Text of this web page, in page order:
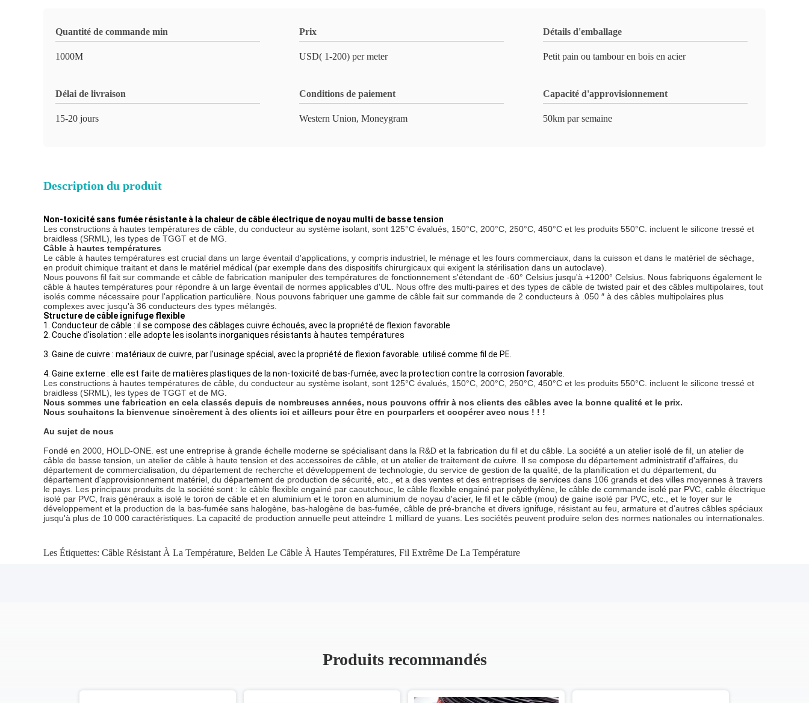
Quantité de commande min
1000M
Prix
USD( 1-200) per meter
Détails d'emballage
Petit pain ou tambour en bois en acier
Délai de livraison
15-20 jours
Conditions de paiement
Western Union, Moneygram
Capacité d'approvisionnement
50km par semaine
Description du produit
Non-toxicité sans fumée résistante à la chaleur de câble électrique de noyau multi de basse tension
Les constructions à hautes températures de câble, du conducteur au système isolant, sont 125°C évalués, 150°C, 200°C, 250°C, 450°C et les produits 550°C. incluent le silicone tressé et
braidless (SRML), les types de TGGT et de MG.
Câble à hautes températures
Le câble à hautes températures est crucial dans un large éventail d'applications, y compris industriel, le ménage et les fours commerciaux, dans la cuisson et dans le matériel de séchage,
en produit chimique traitant et dans le matériel médical (par exemple dans des dispositifs chirurgicaux qui exigent la stérilisation dans un autoclave).
Nous pouvons fil fait sur commande et câble de fabrication manipuler des températures de fonctionnement s'étendant de -60° Celsius jusqu'à +1200° Celsius. Nous fabriquons également le
câble à hautes températures pour répondre à un large éventail de normes applicables d'UL. Nous offre des multi-paires et des types de câble de twisted pair et des câbles multipolaires, tout
isolés comme nécessaire pour l'application particulière. Nous pouvons fabriquer une gamme de câble fait sur commande de 2 conducteurs à .050 ″ à des câbles multipolaires plus
complexes avec jusqu'à 36 conducteurs des types mélangés.
Structure de câble ignifuge flexible
1. Conducteur de câble : il se compose des câblages cuivre échoués, avec la propriété de flexion favorable
2. Couche d'isolation : elle adopte les isolants inorganiques résistants à hautes températures
3. Gaine de cuivre : matériaux de cuivre, par l'usinage spécial, avec la propriété de flexion favorable. utilisé comme fil de PE.
4. Gaine externe : elle est faite de matières plastiques de la non-toxicité de bas-fumée, avec la protection contre la corrosion favorable.
Les constructions à hautes températures de câble, du conducteur au système isolant, sont 125°C évalués, 150°C, 200°C, 250°C, 450°C et les produits 550°C. incluent le silicone tressé et
braidless (SRML), les types de TGGT et de MG.
Nous sommes une fabrication en cela classés depuis de nombreuses années, nous pouvons offrir à nos clients des câbles avec la bonne qualité et le prix.
Nous souhaitons la bienvenue sincèrement à des clients ici et ailleurs pour être en pourparlers et coopérer avec nous ! ! !
Au sujet de nous
Fondé en 2000, HOLD-ONE. est une entreprise à grande échelle moderne se spécialisant dans la R&D et la fabrication du fil et du câble. La société a un atelier isolé de fil, un atelier de
câble de basse tension, un atelier de câble à haute tension et des accessoires de câble, et un atelier de traitement de cuivre. Il se compose du département administratif d'affaires, du
département de commercialisation, du département de recherche et développement de technologie, du service de gestion de la qualité, de la planification et du département, du
département d'approvisionnement matériel, du département de production de sécurité, etc., et a des ventes et des entreprises de services dans 106 grands et des villes moyennes à travers
le pays. Les principaux produits de la société sont : le câble flexible engainé par caoutchouc, le câble flexible engainé par polyéthylène, le câble de commande isolé par PVC, cable électrique
isolé par PVC, frais généraux a isolé le toron de câble et en aluminium et le toron en aluminium de noyau d'acier, le fil et le câble (mou) de gaine isolé par PVC, etc., et le foyer sur le
développement et la production de la bas-fumée sans halogène, bas-halogène de bas-fumée, câble de pré-branche et divers ignifuge, résistant au feu, armature et d'autres câbles spéciaux
jusqu'à plus de 10 000 caractéristiques. La capacité de production annuelle peut atteindre 1 milliard de yuans. Les sociétés peuvent produire selon des normes nationales ou internationales.
Les Étiquettes: Câble Résistant À La Température, Belden Le Câble À Hautes Températures, Fil Extrême De La Température
Produits recommandés